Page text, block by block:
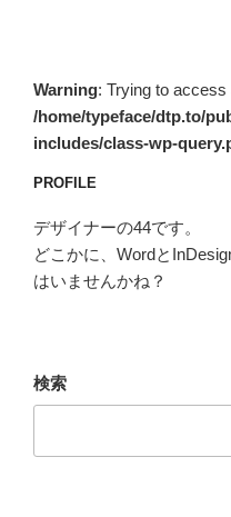
ン
Warning: Trying to
/home/typeface/dtp.to/
includes/class-wp-
PROFILE
デザイナーの44です。
どこかに、Wordと
はいませんかね？
検索